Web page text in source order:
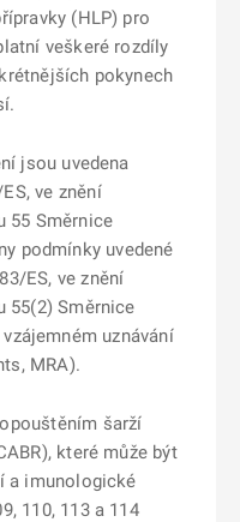
(HLP) pro
veškeré rozdíly
pokynech
jsou uvedena
ve znění
55 Směrnice
podmínky uvedené
ES, ve znění
55(2) Směrnice
uznávání
MRA).
šarží
které může být
a imunologické
110, 113 a 114